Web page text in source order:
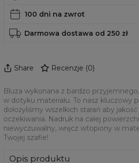
100 dni na zwrot
Darmowa dostawa od 250 zł
Share Recenzje (0)
Bluza wykonana z bardzo
w dotyku materiału. To nasz kluczowy
dołożyliśmy wszelkich starań aby jakość
oczekiwania. Nadruk na całej
niewyczuwalny, wręcz wtopiony w
Twojej szafie!
Opis produktu